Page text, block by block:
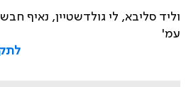
וליד סליבא, לי גולדשטיין, נאיף
עמ'